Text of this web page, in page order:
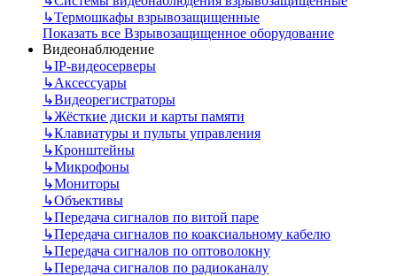
↳Термошкафы взрывозащищенные
Показать все Взрывозащищенное оборудование
Видеонаблюдение
↳IP-видеосерверы
↳Аксессуары
↳Видеорегистраторы
↳Жёсткие диски и карты памяти
↳Клавиатуры и пульты управления
↳Кронштейны
↳Микрофоны
↳Мониторы
↳Объективы
↳Передача сигналов по витой паре
↳Передача сигналов по коаксиальному кабелю
↳Передача сигналов по оптоволокну
↳Передача сигналов по радиоканалу